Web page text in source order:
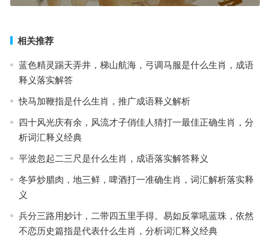
相关推荐
蓝色精灵踢天弄井，梯山航海，弓调马服是什么生肖，成语
释义落实解答
快马加鞭指是什么生肖，推广成语释义解析
四十风光庆有余，风流才子俏佳人猜打一最佳正确生肖，分
析词汇释义经典
平波忽起二三尺是什么生肖，成语落实解答释义
冬笋炒腊肉，地三鲜，啤酒打一准确生肖，词汇解析落实释
义
兵分三路用妙计，二带四五里手得。易如反掌吼蓝珠，依然
不恋历史篇指是代表什么生肖，分析词汇释义经典